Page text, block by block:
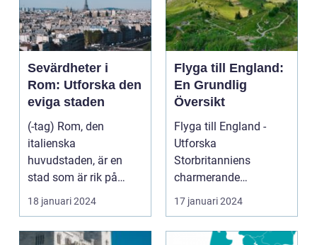
Sevärdheter i
Rom: Utforska den
eviga staden
(-tag) Rom, den
italienska
huvudstaden, är en
stad som är rik på
historia, kultur och
vackra sevärd...
18 januari 2024
Flyga till England:
En Grundlig
Översikt
Flyga till England -
Utforska
Storbritanniens
charmerande
destinationer
Övergripande
introduktion ...
17 januari 2024